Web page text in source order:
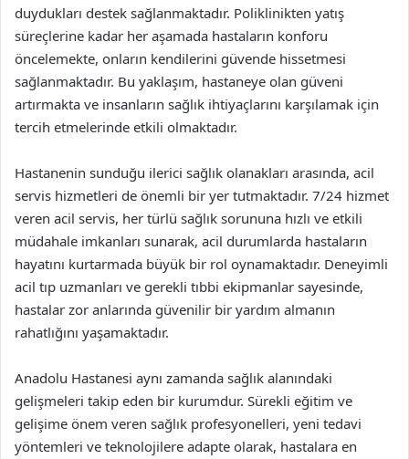
duydukları destek sağlanmaktadır. Poliklinikten yatış
süreçlerine kadar her aşamada hastaların konforu
öncelemekte, onların kendilerini güvende hissetmesi
sağlanmaktadır. Bu yaklaşım, hastaneye olan güveni
artırmakta ve insanların sağlık ihtiyaçlarını karşılamak için
tercih etmelerinde etkili olmaktadır.
Hastanenin sunduğu ilerici sağlık olanakları arasında, acil
servis hizmetleri de önemli bir yer tutmaktadır. 7/24 hizmet
veren acil servis, her türlü sağlık sorununa hızlı ve etkili
müdahale imkanları sunarak, acil durumlarda hastaların
hayatını kurtarmada büyük bir rol oynamaktadır. Deneyimli
acil tıp uzmanları ve gerekli tıbbi ekipmanlar sayesinde,
hastalar zor anlarında güvenilir bir yardım almanın
rahatlığını yaşamaktadır.
Anadolu Hastanesi aynı zamanda sağlık alanındaki
gelişmeleri takip eden bir kurumdur. Sürekli eğitim ve
gelişime önem veren sağlık profesyonelleri, yeni tedavi
yöntemleri ve teknolojilere adapte olarak, hastalara en